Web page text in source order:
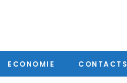
ECONOMIE CONTACTS